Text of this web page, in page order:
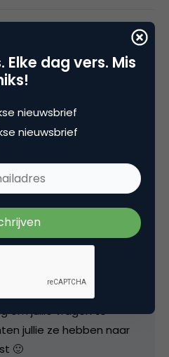
met Marketingfacts
en te publiceren.
om jullie vragen te
jullie ze hebben naar
🙂
dag vers. Mis
nieuwsbrief
nieuwsbrief